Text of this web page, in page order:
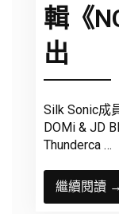
輯《
出
Silk Sonic成
DOMi & JD
Thunderca …
繼續閱讀 →